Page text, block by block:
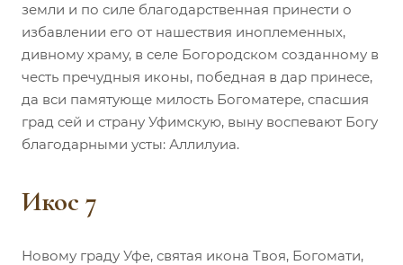
земли и по силе благодарственная принести о
избавлении его от нашествия иноплеменных,
дивному храму, в селе Богородском созданному в
честь пречудныя иконы, победная в дар принесе,
да вси памятующе милость Богоматере, спасшия
град сей и страну Уфимскую, выну воспевают Богу
благодарными усты: Аллилуиа.
Икос 7
Новому граду Уфе, святая икона Твоя, Богомати,